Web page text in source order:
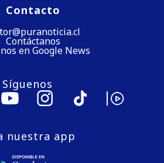
Contacto
Contáctanos
en Google News
Síguenos
nuestra app